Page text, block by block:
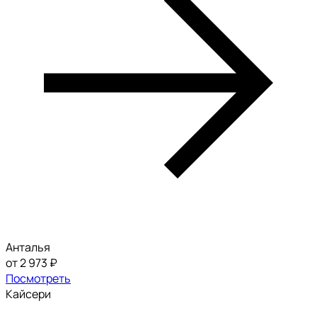
Анталья
от 2 973 ₽
Посмотреть
Кайсери